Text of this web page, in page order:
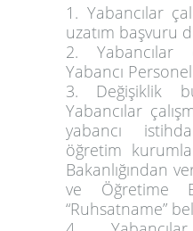
1. Yabancılar
uzatım başvuru
2. Yabancılar
Yabancı
3. Değişiklik
Yabancılar
yabancı
öğretim
Bakanlığından
ve Öğretime
“Ruhsatname”